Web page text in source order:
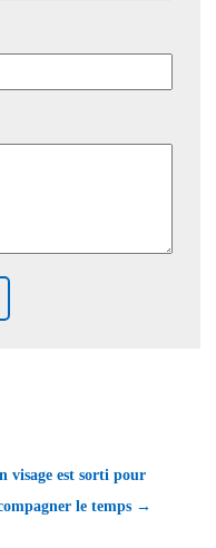
visage est sorti pour
le temps →